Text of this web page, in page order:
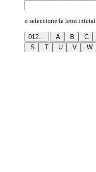
o seleccione la letra inicial